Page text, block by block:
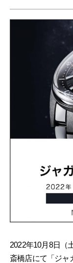
2022年10月8日（
斎橋店にて「ジャ